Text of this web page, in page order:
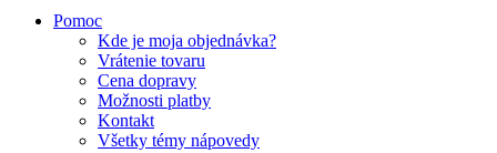
Pomoc
Kde je moja objednávka?
Vrátenie tovaru
Cena dopravy
Možnosti platby
Kontakt
Všetky témy nápovedy